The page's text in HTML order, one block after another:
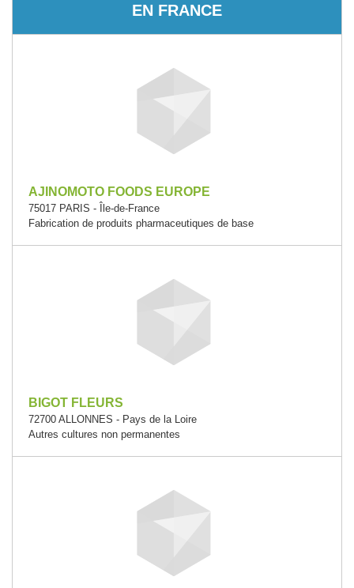
EN FRANCE
AJINOMOTO FOODS EUROPE
75017 PARIS - Île-de-France
Fabrication de produits pharmaceutiques de base
BIGOT FLEURS
72700 ALLONNES - Pays de la Loire
Autres cultures non permanentes